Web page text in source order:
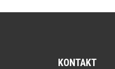
KONTAKT